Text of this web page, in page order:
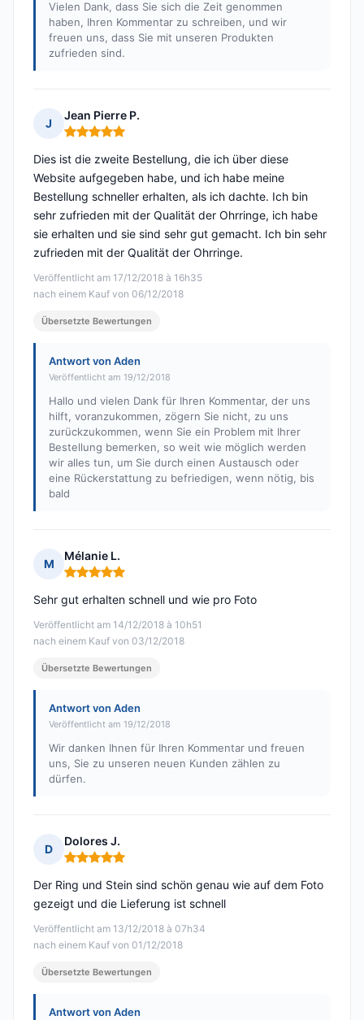
Vielen Dank, dass Sie sich die Zeit genommen
haben, Ihren Kommentar zu schreiben, und wir
freuen uns, dass Sie mit unseren Produkten
zufrieden sind.
J
Jean Pierre P.
Hinweis: 5 von 5
Veröffentlicht am 17/12/2018 à 16h35
nach einem Kauf von 06/12/2018
Dies ist die zweite Bestellung, die ich über diese
Website aufgegeben habe, und ich habe meine
Bestellung schneller erhalten, als ich dachte. Ich bin
sehr zufrieden mit der Qualität der Ohrringe, ich habe
sie erhalten und sie sind sehr gut gemacht. Ich bin sehr
zufrieden mit der Qualität der Ohrringe.
Übersetzte Bewertungen
Antwort von Aden
Veröffentlicht am 19/12/2018
Hallo und vielen Dank für Ihren Kommentar, der uns
hilft, voranzukommen, zögern Sie nicht, zu uns
zurückzukommen, wenn Sie ein Problem mit Ihrer
Bestellung bemerken, so weit wie möglich werden
wir alles tun, um Sie durch einen Austausch oder
eine Rückerstattung zu befriedigen, wenn nötig, bis
bald
M
Mélanie L.
Hinweis: 5 von 5
Veröffentlicht am 14/12/2018 à 10h51
nach einem Kauf von 03/12/2018
Sehr gut erhalten schnell und wie pro Foto
Übersetzte Bewertungen
Antwort von Aden
Veröffentlicht am 19/12/2018
Wir danken Ihnen für Ihren Kommentar und freuen
uns, Sie zu unseren neuen Kunden zählen zu
dürfen.
D
Dolores J.
Hinweis: 5 von 5
Veröffentlicht am 13/12/2018 à 07h34
nach einem Kauf von 01/12/2018
Der Ring und Stein sind schön genau wie auf dem Foto
gezeigt und die Lieferung ist schnell
Übersetzte Bewertungen
Antwort von Aden